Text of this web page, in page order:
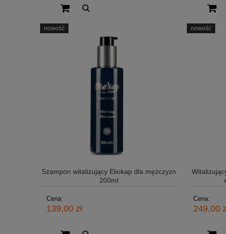
Szampon witalizujący Eliokap dla mężczyzn
200ml
Cena:
139,00 zł
nowość
Cena:
249,00
nowość